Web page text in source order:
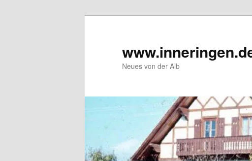
Neues von der Alb